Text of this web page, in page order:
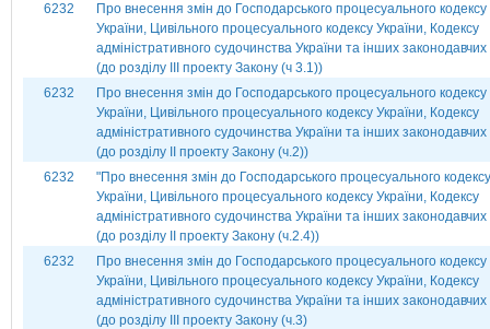
6232
Про внесення змін до Господарського процесуального кодексу
України, Цивільного процесуального кодексу України, Кодексу
адміністративного судочинства України та інших законодавчих
(до розділу ІІІ проекту Закону (ч 3.1))
6232
Про внесення змін до Господарського процесуального кодексу
України, Цивільного процесуального кодексу України, Кодексу
адміністративного судочинства України та інших законодавчих
(до розділу ІІ проекту Закону (ч.2))
6232
"Про внесення змін до Господарського процесуального кодексу
України, Цивільного процесуального кодексу України, Кодексу
адміністративного судочинства України та інших законодавчих
(до розділу ІІ проекту Закону (ч.2.4))
6232
Про внесення змін до Господарського процесуального кодексу
України, Цивільного процесуального кодексу України, Кодексу
адміністративного судочинства України та інших законодавчих
(до розділу ІІІ проекту Закону (ч.3)